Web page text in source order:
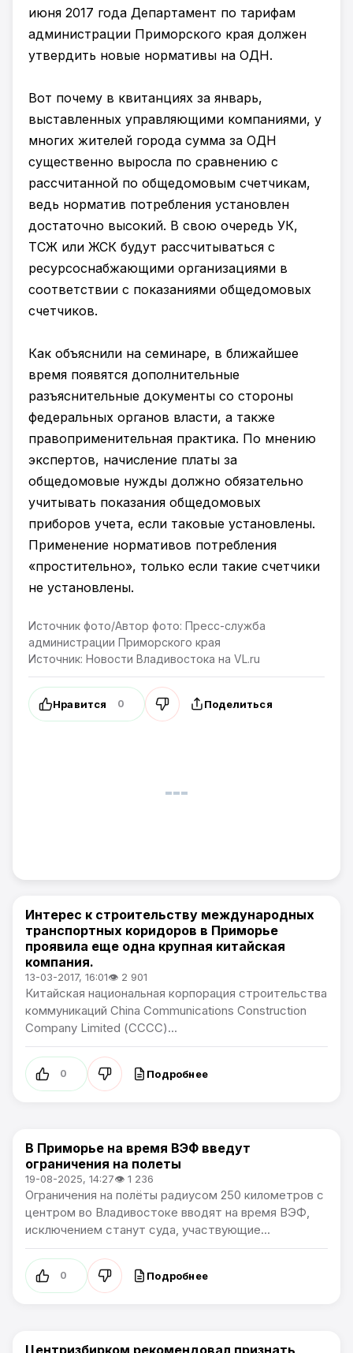
июня 2017 года Департамент по тарифам
администрации Приморского края должен
утвердить новые нормативы на ОДН.
Вот почему в квитанциях за январь,
выставленных управляющими компаниями, у
многих жителей города сумма за ОДН
существенно выросла по сравнению с
рассчитанной по общедомовым счетчикам,
ведь норматив потребления установлен
достаточно высокий. В свою очередь УК,
ТСЖ или ЖСК будут рассчитываться с
ресурсоснабжающими организациями в
соответствии с показаниями общедомовых
счетчиков.
Как объяснили на семинаре, в ближайшее
время появятся дополнительные
разъяснительные документы со стороны
федеральных органов власти, а также
правоприменительная практика. По мнению
экспертов, начисление платы за
общедомовые нужды должно обязательно
учитывать показания общедомовых
приборов учета, если таковые установлены.
Применение нормативов потребления
«простительно», только если такие счетчики
не установлены.
Источник фото/Автор фото: Пресс-служба
администрации Приморского края
Источник: Новости Владивостока на VL.ru
Нравится 0 Поделиться
Новости Приморского края
Интерес к строительству международных
транспортных коридоров в Приморье
проявила еще одна крупная китайская
компания.
13-03-2017, 16:01👁 2 901
Китайская национальная корпорация строительства
коммуникаций China Communications Construction
Company Limited (СССС)...
0 Подробнее
Новости Приморского края
В Приморье на время ВЭФ введут
ограничения на полеты
19-08-2025, 14:27👁 1 236
Ограничения на полёты радиусом 250 километров с
центром во Владивостоке вводят на время ВЭФ,
исключением станут суда, участвующие...
0 Подробнее
Центризбирком рекомендовал признать